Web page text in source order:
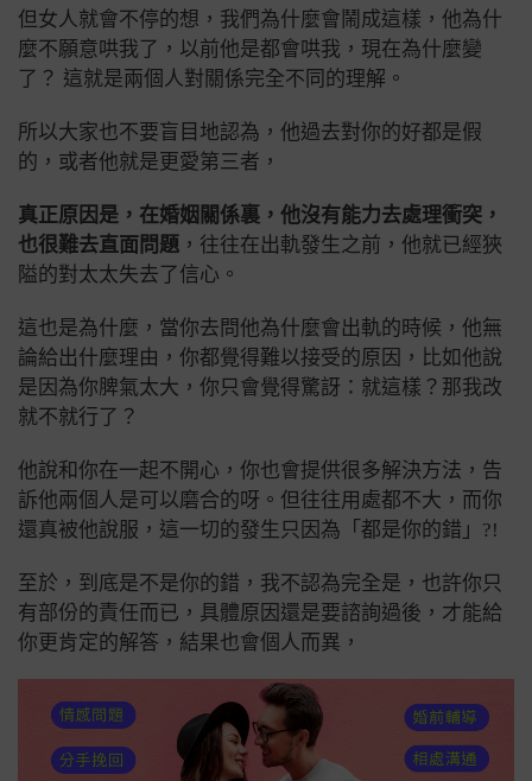
但女人就會不停的想，我們為什麼會鬧成這樣，他為什
麼不願意哄我了，以前他是都會哄我，現在為什麼變
了？ 這就是兩個人對關係完全不同的理解。
所以大家也不要盲目地認為，他過去對你的好都是假
的，或者他就是更愛第三者，
真正原因是，在婚姻關係裏，他沒有能力去處理衝突，
也很難去直面問題 ，往往在出軌發生之前，他就已經狹
隘的對太太失去了信心。
這也是為什麼，當你去問他為什麼會出軌的時候，他無
論給出什麼理由，你都覺得難以接受的原因，比如他說
是因為你脾氣太大，你只會覺得驚訝：就這樣？那我改
就不就行了？
他說和你在一起不開心，你也會提供很多解決方法，告
訴他兩個人是可以磨合的呀。但往往用處都不大，而你
還真被他說服，這一切的發生只因為 「都是你的錯」?!
至於，到底是不是你的錯，我不認為完全是，也許你只
有部份的責任而已，具體原因還是要諮詢過後，才能給
你更肯定的解答，結果也會個人而異，